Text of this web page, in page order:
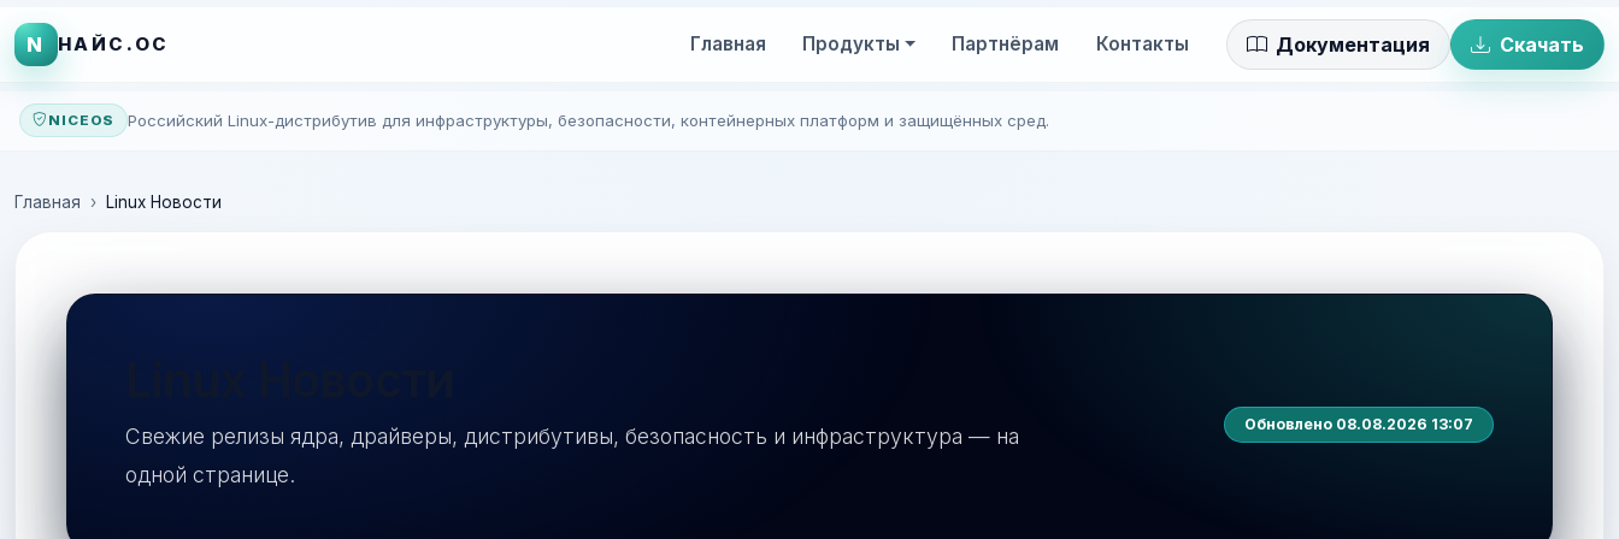
N НАЙС.ОС Главная Продукты Партнёрам Контакты Документация Скачать
NICEOS Российский Linux-дистрибутив для инфраструктуры, безопасности, контейнерных платформ и защищённых сред.
Главная Linux Новости
Свежие релизы ядра, драйверы, дистрибутивы, безопасность и инфраструктура — на
одной странице.
Обновлено 08.08.2026 13:07